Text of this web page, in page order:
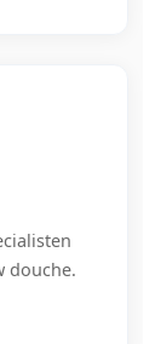
douche.